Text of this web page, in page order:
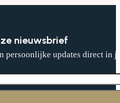
nieuwsbrief
persoonlijke updates direct in